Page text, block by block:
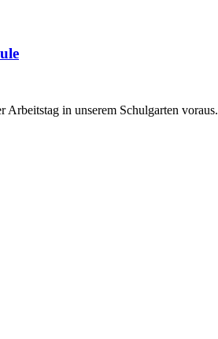
in unserem Schulgarten voraus.